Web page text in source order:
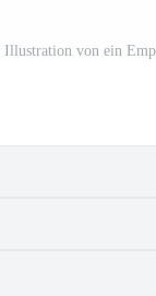
von ein